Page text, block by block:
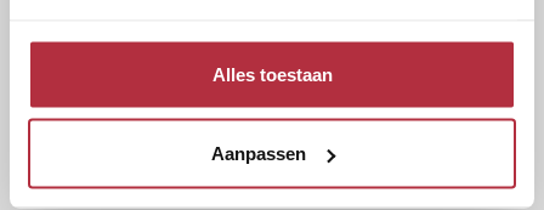
Alles toestaan
Aanpassen